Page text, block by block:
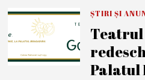
ȘTIRI ȘI
Teatrul
Palatul